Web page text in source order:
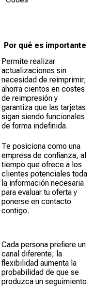
Por qué es importante
Permite realizar
actualizaciones sin
necesidad de reimprimir;
ahorra cientos en costes
de reimpresión y
garantiza que las tarjetas
sigan siendo funcionales
de forma indefinida.
Te posiciona como una
empresa de confianza, al
tiempo que ofrece a los
clientes potenciales toda
la información necesaria
para evaluar tu oferta y
ponerse en contacto
contigo.
Cada persona prefiere un
canal diferente; la
flexibilidad aumenta la
probabilidad de que se
produzca un seguimiento.